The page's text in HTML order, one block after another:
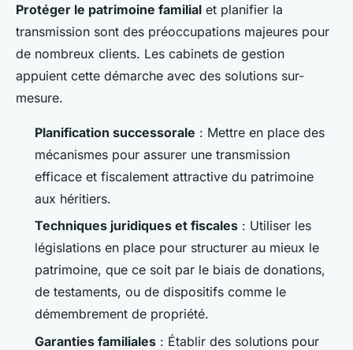
Protéger le patrimoine familial et planifier la
transmission sont des préoccupations majeures pour
de nombreux clients. Les cabinets de gestion
appuient cette démarche avec des solutions sur-
mesure.
Planification successorale : Mettre en place des
mécanismes pour assurer une transmission
efficace et fiscalement attractive du patrimoine
aux héritiers.
Techniques juridiques et fiscales : Utiliser les
législations en place pour structurer au mieux le
patrimoine, que ce soit par le biais de donations,
de testaments, ou de dispositifs comme le
démembrement de propriété.
Garanties familiales : Établir des solutions pour